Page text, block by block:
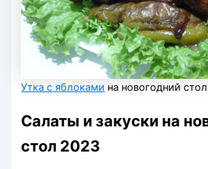
Утка с яблоками на новогодний стол
Салаты и закуски на
стол 2023